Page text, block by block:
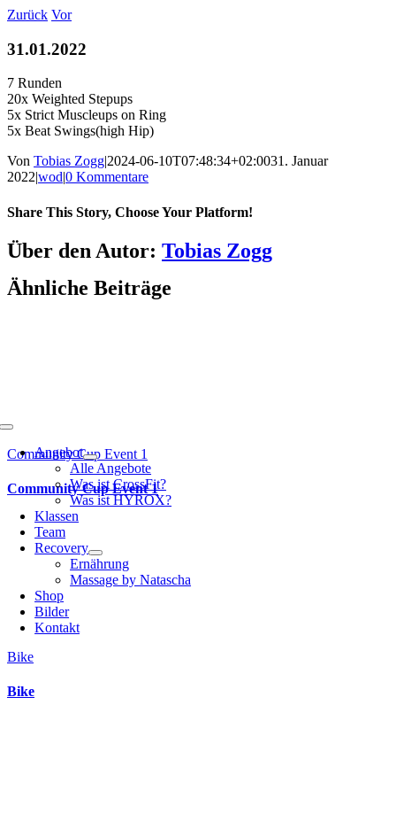
Zum
springen
Toggle
NavigationAngebot
Alle Angebote
Was ist CrossFit?
Was ist HYROX?
Klassen
Team
Recovery
Ernährung
Massage by Natascha
Shop
Bilder
Kontakt
Zurück Vor
31.01.2022
7 Runden
20x Weighted Stepups
5x Strict Muscleups on Ring
5x Beat Swings(high Hip)
Von Tobias Zogg|2024-06-10T07:48:34+02:0031. Januar
2022|wod|0 Kommentare
Share This Story, Choose Your Platform!
Facebook
LinkedIn
WhatsApp
Telegram
Tumblr
Pinterest
Vk
Xing
E-
Mail
Über den Autor: Tobias Zogg
Ähnliche Beiträge
Community Cup Event 1
Community Cup Event 1
Bike
Bike